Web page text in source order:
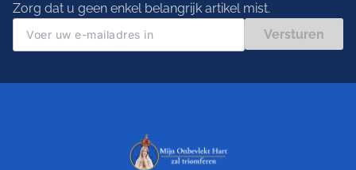
Zorg dat u geen enkel belangrijk artikel mist.
Versturen